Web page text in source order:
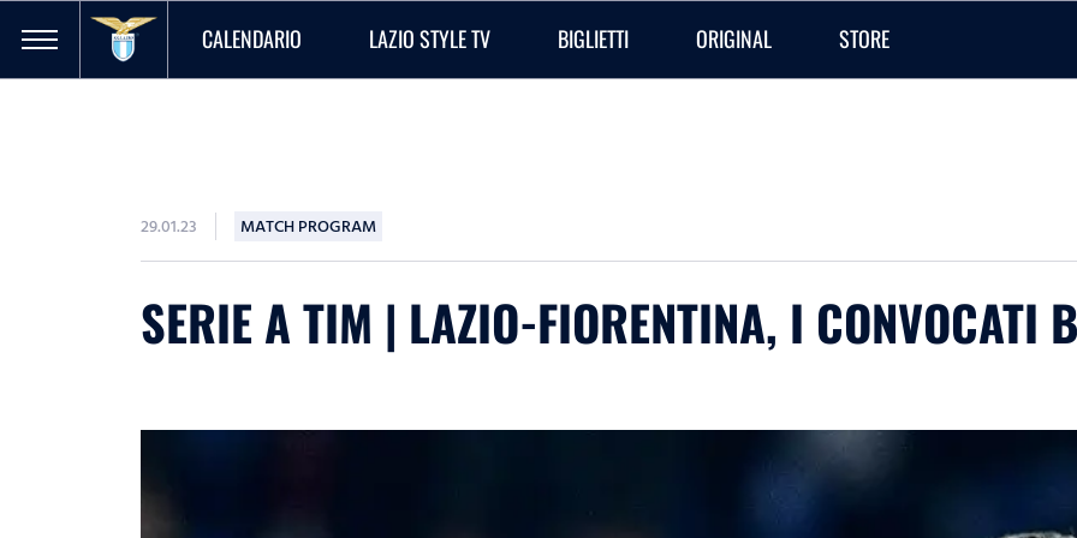
CALENDARIO LAZIO STYLE TV BIGLIETTI ORIGINAL STORE
29.01.23 MATCH PROGRAM
SERIE A TIM | LAZIO-FIORENTINA, I CONVOCATI